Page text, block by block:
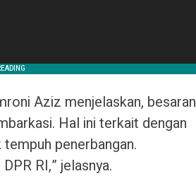
Aziz menjelaskan, besaran
Hal ini terkait dengan
penerbangan.
RI,” jelasnya.